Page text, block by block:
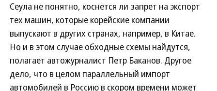
Сеула не понятно, коснется ли запрет на экспорт
тех машин, которые корейские компании
выпускают в других странах, например, в Китае.
Но и в этом случае обходные схемы найдутся,
полагает автожурналист Петр Баканов. Другое
дело, что в целом параллельный импорт
автомобилей в Россию в скором времени может